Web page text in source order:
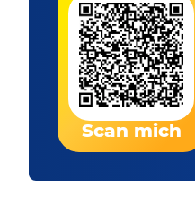
Scan mich